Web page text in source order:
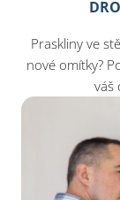
Praskliny ve
nové omítky?
váš